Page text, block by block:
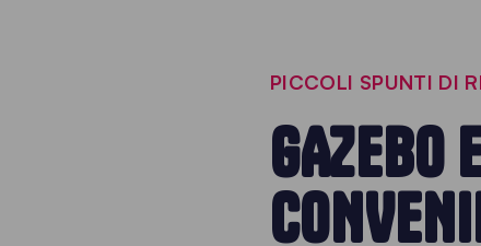
PICCOLI SPUNTI DI
GAZEBO